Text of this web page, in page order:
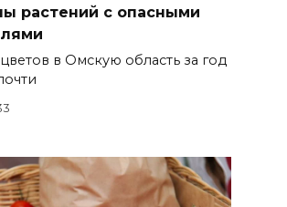
растений с опасными
в Омскую область за год